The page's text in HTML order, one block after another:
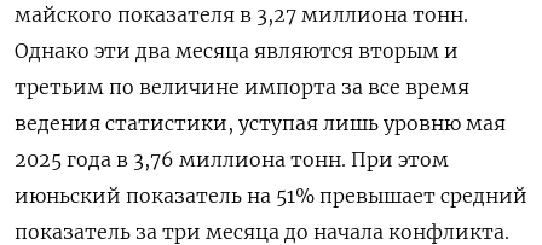
майского показателя в 3,27 миллиона тонн.
Однако эти два месяца являются ​вторым и
третьим по величине импорта за ​все время
ведения статистики, уступая лишь ‌уровню мая
2025 года в 3,76 миллиона тонн. При этом
июньский показатель на 51% превышает средний
показатель за три месяца до начала конфликта.